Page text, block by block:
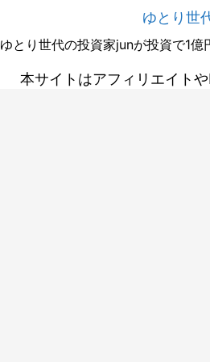
ゆとり世
ゆとり世代の投資家junが投資で1億
本サイトはアフィリエイト